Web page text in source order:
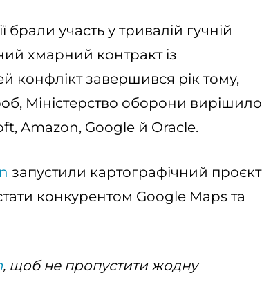
брали участь у тривалій гучній
хмарний контракт із
конфлікт завершився рік тому,
Міністерство оборони вирішило
Amazon, Google й Oracle.
запустили картографічний проєкт
конкурентом Google Maps та
, щоб не пропустити жодну